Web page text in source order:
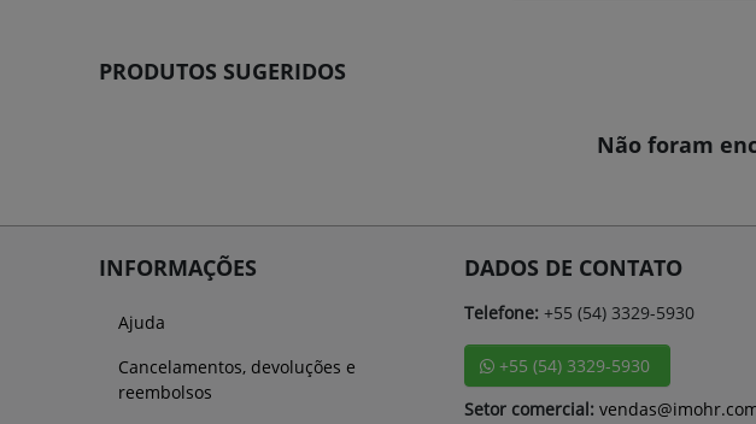
PRODUTOS SUGERIDOS
Não foram
INFORMAÇÕES
Ajuda
Cancelamentos, devoluções e
reembolsos
DADOS DE CONTATO
Telefone: +55 (54) 3329-5930
+55 (54) 3329-5930
Setor comercial: